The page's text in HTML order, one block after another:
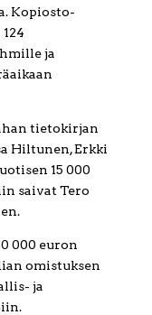
Kopiosto-
ja
tietokirjan
Hiltunen, Erkki
15 000
saivat Tero
000 euron
omistuksen
ja